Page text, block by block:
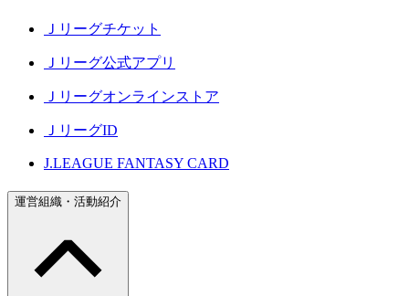
Ｊリーグチケット
Ｊリーグ公式アプリ
Ｊリーグオンラインストア
ＪリーグID
J.LEAGUE FANTASY CARD
運営組織・活動紹介